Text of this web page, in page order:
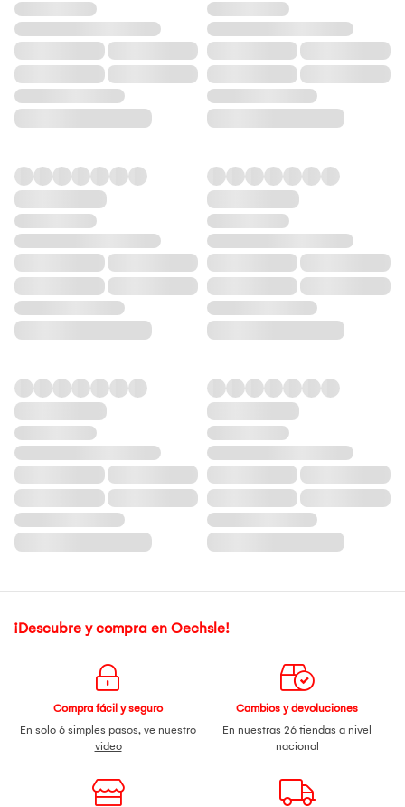
¡Descubre y compra en Oechsle!
Compra fácil y seguro
En solo 6 simples pasos, ve nuestro
video
Cambios y devoluciones
En nuestras 26 tiendas a nivel
nacional